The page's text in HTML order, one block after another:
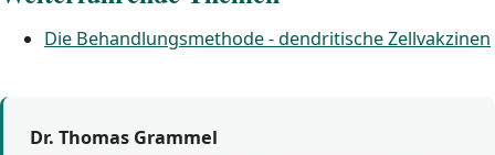
Die Behandlungsmethode - dendritische Zellvakzinen
Dr. Thomas Grammel